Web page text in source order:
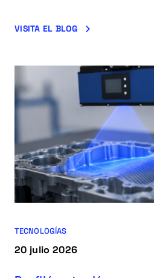
VISITA EL BLOG
TECNOLOGÍAS
20 julio 2026